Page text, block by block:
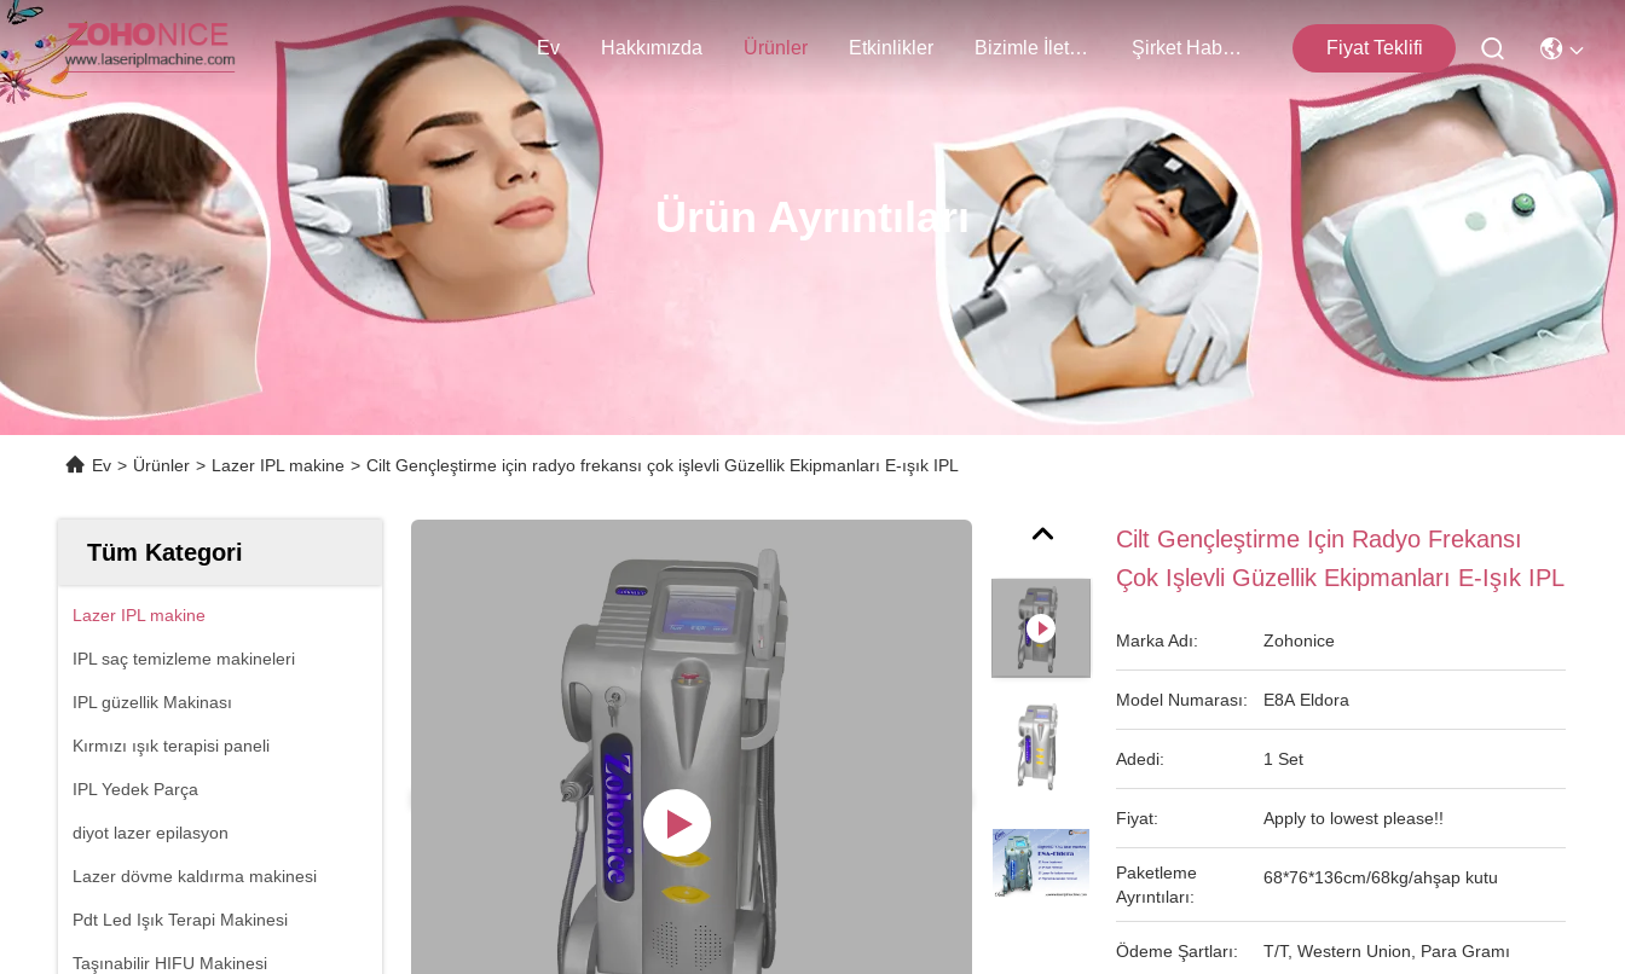
Ev Hakkımızda Ürünler Etkinlikler Bizimle İletişim Şirket Haberleri Fiyat Teklifi
Ürün Ayrıntıları
Ev > Ürünler > Lazer IPL makine > Cilt Gençleştirme için radyo frekansı çok işlevli Güzellik Ekipmanları E-ışık IPL
Tüm Kategori
Lazer IPL makine
IPL saç temizleme makineleri
IPL güzellik Makinası
Kırmızı ışık terapisi paneli
IPL Yedek Parça
diyot lazer epilasyon
Lazer dövme kaldırma makinesi
Pdt Led Işık Terapi Makinesi
Taşınabilir HIFU Makinesi
Cilt Gençleştirme Için Radyo Frekansı
Çok Işlevli Güzellik Ekipmanları E-Işık IPL
Marka Adı: Zohonice
Model Numarası: E8A Eldora
Adedi: 1 Set
Fiyat: Apply to lowest please!!
Paketleme
Ayrıntıları:
68*76*136cm/68kg/ahşap kutu
Ödeme Şartları: T/T, Western Union, Para Gramı